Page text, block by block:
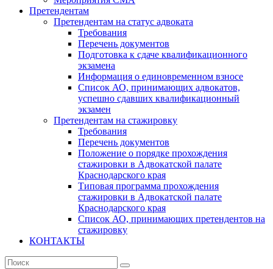
Претендентам
Претендентам на статус адвоката
Требования
Перечень документов
Подготовка к сдаче квалификационного
экзамена
Информация о единовременном взносе
Список АО, принимающих адвокатов,
успешно сдавших квалификационный
экзамен
Претендентам на стажировку
Требования
Перечень документов
Положение о порядке прохождения
стажировки в Адвокатской палате
Краснодарского края
Типовая программа прохождения
стажировки в Адвокатской палате
Краснодарского края
Список АО, принимающих претендентов на
стажировку
КОНТАКТЫ